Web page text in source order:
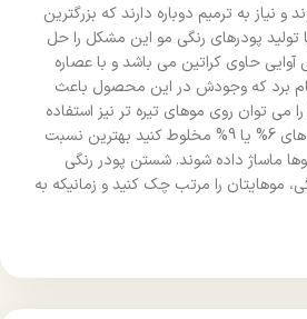
به ترمیم دوباره دارند که بزرگترین
پودرهای رنگی مو این مشکل را حل
آسان کرده است. پودر رنگی آوایی حاوی کراتین می باشد و با عصاره
نام برد که وجودش در این محصول باعث
دهد، البته این پودرها را می توان روی موهای تیره تر نیز استفاده
کرد ولی دقت کنید که هر قدر پایه موها تیره تر باشد رنگ مو نیز تیره تر می شود و کمتر خودش را روی مو نشان می دهد. برای استفاده از پودر رنگی آوایی باید آن را با اکسیدان آوایی شماره های 6% یا 9% مخلوط کنید بهترین نسبت
روی مو می باشد ، موها ماساژ داده شوند. شستن پودر رنگی
موهایتان را مرتب چک کنید و زمانیکه به